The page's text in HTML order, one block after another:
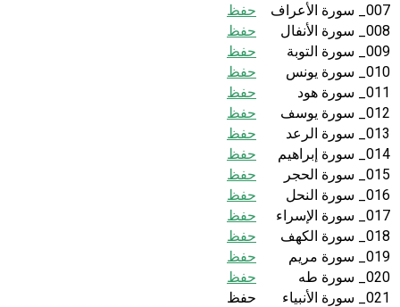
007_ سورة الأعراف
حفظ
008_ سورة الأنفال
حفظ
009_ سورة التوبة
حفظ
010_ سورة يونس
حفظ
011_ سورة هود
حفظ
012_ سورة يوسف
حفظ
013_ سورة الرعد
حفظ
014_ سورة إبراهيم
حفظ
015_ سورة الحجر
حفظ
016_ سورة النحل
حفظ
017_ سورة الإسراء
حفظ
018_ سورة الكهف
حفظ
019_ سورة مريم
حفظ
020_ سورة طه
حفظ
021_ سورة الأنبياء
حفظ